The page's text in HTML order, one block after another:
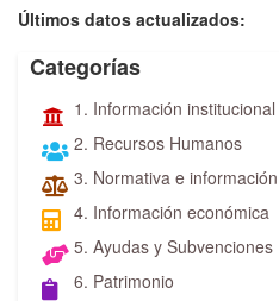
Últimos datos actualizados:
Categorías
1. Información institucional
2. Recursos Humanos
3. Normativa e
4. Información económica
5. Ayudas y Subvenciones
6. Patrimonio